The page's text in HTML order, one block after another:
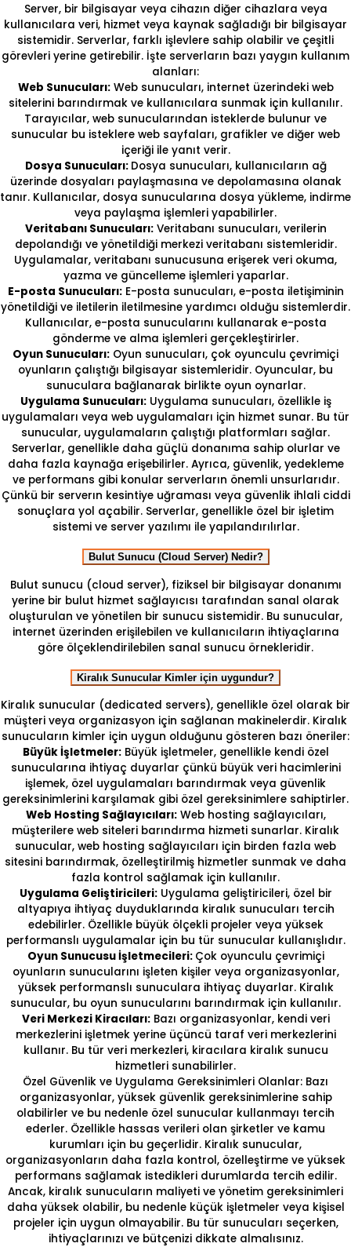
Server, bir bilgisayar veya cihazın diğer cihazlara veya
kullanıcılara veri, hizmet veya kaynak sağladığı bir bilgisayar
sistemidir. Serverlar, farklı işlevlere sahip olabilir ve çeşitli
görevleri yerine getirebilir. İşte serverların bazı yaygın kullanım
alanları:
Web Sunucuları:Web sunucuları, internet üzerindeki web
sitelerini barındırmak ve kullanıcılara sunmak için kullanılır.
Tarayıcılar, web sunucularından isteklerde bulunur ve
sunucular bu isteklere web sayfaları, grafikler ve diğer web
içeriği ile yanıt verir.
Dosya Sunucuları: Dosya sunucuları, kullanıcıların ağ
üzerinde dosyaları paylaşmasına ve depolamasına olanak
tanır. Kullanıcılar, dosya sunucularına dosya yükleme, indirme
veya paylaşma işlemleri yapabilirler.
Veritabanı Sunucuları:Veritabanı sunucuları, verilerin
depolandığı ve yönetildiği merkezi veritabanı sistemleridir.
Uygulamalar, veritabanı sunucusuna erişerek veri okuma,
yazma ve güncelleme işlemleri yaparlar.
E-posta Sunucuları:E-posta sunucuları, e-posta iletişiminin
yönetildiği ve iletilerin iletilmesine yardımcı olduğu sistemlerdir.
Kullanıcılar, e-posta sunucularını kullanarak e-posta
gönderme ve alma işlemleri gerçekleştirirler.
Oyun Sunucuları: Oyun sunucuları, çok oyunculu çevrimiçi
oyunların çalıştığı bilgisayar sistemleridir. Oyuncular, bu
sunuculara bağlanarak birlikte oyun oynarlar.
Uygulama Sunucuları:Uygulama sunucuları, özellikle iş
uygulamaları veya web uygulamaları için hizmet sunar. Bu tür
sunucular, uygulamaların çalıştığı platformları sağlar.
Serverlar, genellikle daha güçlü donanıma sahip olurlar ve
daha fazla kaynağa erişebilirler. Ayrıca, güvenlik, yedekleme
ve performans gibi konular serverların önemli unsurlarıdır.
Çünkü bir serverın kesintiye uğraması veya güvenlik ihlali ciddi
sonuçlara yol açabilir. Serverlar, genellikle özel bir işletim
sistemi ve server yazılımı ile yapılandırılırlar.
Bulut Sunucu (Cloud Server) Nedir?
Bulut sunucu (cloud server), fiziksel bir bilgisayar donanımı
yerine bir bulut hizmet sağlayıcısı tarafından sanal olarak
oluşturulan ve yönetilen bir sunucu sistemidir. Bu sunucular,
internet üzerinden erişilebilen ve kullanıcıların ihtiyaçlarına
göre ölçeklendirilebilen sanal sunucu örnekleridir.
Kiralık Sunucular Kimler için uygundur?
Kiralık sunucular (dedicated servers), genellikle özel olarak bir
müşteri veya organizasyon için sağlanan makinelerdir. Kiralık
sunucuların kimler için uygun olduğunu gösteren bazı öneriler:
Büyük İşletmeler:Büyük işletmeler, genellikle kendi özel
sunucularına ihtiyaç duyarlar çünkü büyük veri hacimlerini
işlemek, özel uygulamaları barındırmak veya güvenlik
gereksinimlerini karşılamak gibi özel gereksinimlere sahiptirler.
Web Hosting Sağlayıcıları:Web hosting sağlayıcıları,
müşterilere web siteleri barındırma hizmeti sunarlar. Kiralık
sunucular, web hosting sağlayıcıları için birden fazla web
sitesini barındırmak, özelleştirilmiş hizmetler sunmak ve daha
fazla kontrol sağlamak için kullanılır.
Uygulama Geliştiricileri:Uygulama geliştiricileri, özel bir
altyapıya ihtiyaç duyduklarında kiralık sunucuları tercih
edebilirler. Özellikle büyük ölçekli projeler veya yüksek
performanslı uygulamalar için bu tür sunucular kullanışlıdır.
Oyun Sunucusu İşletmecileri: Çok oyunculu çevrimiçi
oyunların sunucularını işleten kişiler veya organizasyonlar,
yüksek performanslı sunuculara ihtiyaç duyarlar. Kiralık
sunucular, bu oyun sunucularını barındırmak için kullanılır.
Veri Merkezi Kiracıları:Bazı organizasyonlar, kendi veri
merkezlerini işletmek yerine üçüncü taraf veri merkezlerini
kullanır. Bu tür veri merkezleri, kiracılara kiralık sunucu
hizmetleri sunabilirler.
Özel Güvenlik ve Uygulama Gereksinimleri Olanlar: Bazı
organizasyonlar, yüksek güvenlik gereksinimlerine sahip
olabilirler ve bu nedenle özel sunucular kullanmayı tercih
ederler. Özellikle hassas verileri olan şirketler ve kamu
kurumları için bu geçerlidir. Kiralık sunucular,
organizasyonların daha fazla kontrol, özelleştirme ve yüksek
performans sağlamak istedikleri durumlarda tercih edilir.
Ancak, kiralık sunucuların maliyeti ve yönetim gereksinimleri
daha yüksek olabilir, bu nedenle küçük işletmeler veya kişisel
projeler için uygun olmayabilir. Bu tür sunucuları seçerken,
ihtiyaçlarınızı ve bütçenizi dikkate almalısınız.